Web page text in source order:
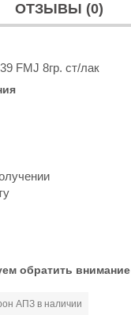
ОТЗЫВЫ (0)
FMJ 8гр. ст/лак
обратить внимание
АПЗ в наличии